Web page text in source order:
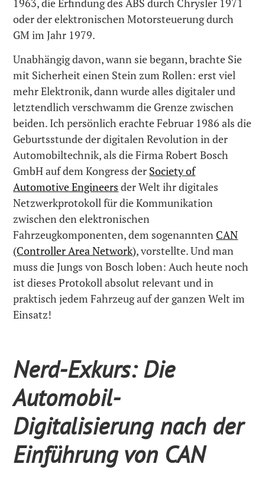
1963, die Erfindung des ABS durch Chrysler 1971
oder der elektronischen Motorsteuerung durch
GM im Jahr 1979.
Unabhängig davon, wann sie begann, brachte Sie
mit Sicherheit einen Stein zum Rollen: erst viel
mehr Elektronik, dann wurde alles digitaler und
letztendlich verschwamm die Grenze zwischen
beiden. Ich persönlich erachte Februar 1986 als die
Geburtsstunde der digitalen Revolution in der
Automobiltechnik, als die Firma Robert Bosch
GmbH auf dem Kongress der Society of
Automotive Engineers der Welt ihr digitales
Netzwerkprotokoll für die Kommunikation
zwischen den elektronischen
Fahrzeugkomponenten, dem sogenannten CAN
(Controller Area Network), vorstellte. Und man
muss die Jungs von Bosch loben: Auch heute noch
ist dieses Protokoll absolut relevant und in
praktisch jedem Fahrzeug auf der ganzen Welt im
Einsatz!
Nerd-Exkurs: Die
Automobil-
Digitalisierung nach der
Einführung von CAN